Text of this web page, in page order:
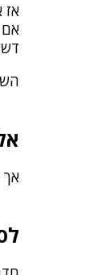
אז
אם
אך